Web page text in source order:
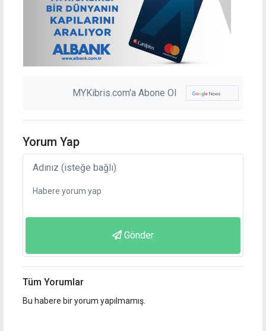
MYKibris.com'a Abone Ol
Yorum Yap
Gönder
Tüm Yorumlar
Bu habere bir yorum yapılmamış.